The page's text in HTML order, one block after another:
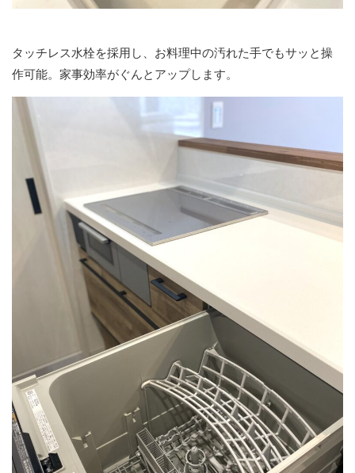
タッチレス水栓を採用し、お料理中の汚れた手でもサッと操
作可能。家事効率がぐんとアップします。